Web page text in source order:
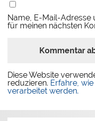
Name, E-Mail-Adresse
für meinen nächsten
Diese Website
reduzieren. Erfahre,
verarbeitet werden.